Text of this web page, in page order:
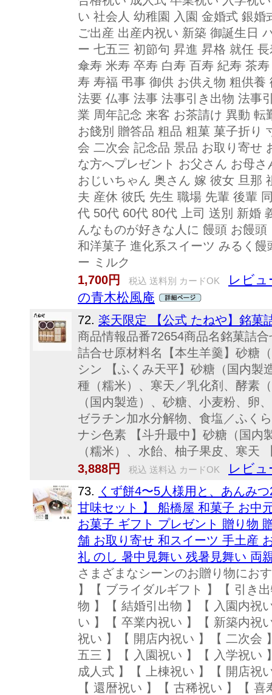
い 社会人 幼稚園 入園 金婚式 銀
ご出産 出産内祝い 新築 御誕生日
ー 七五三 初節句 昇進 昇格 就任
傘寿 米寿 卒寿 白寿 百寿 紀寿 茶
寿 寿福 弔事 御供 お供え物 粗供
法要 仏事 法事 法事引き出物 法事
業 周年記念 来客 お茶請け 異動
お餞別 贈答品 粗品 粗菓 菓子折り
会 二次会 記念品 景品 お取り寄せ
な方へプレゼント お父さん お母
おじいちゃん 奥さん 嫁 彼女 旦那
夫 産休 彼氏 先生 職場 先輩 後輩
代 50代 60代 80代 上司 送別 新婚
んなものが好きな人に 饅頭 お饅
和洋菓子 進化系スイーツ みるく
ー ミルク
1,700円
税込 送料別 カードOK
レビュ
の青木松風庵
72. 楽天限定 【公式 たねや】銘菓
商品情報品番72654商品名銘菓詰
詰合せ原材料名【本生羊羹】砂糖
シン 【ふくみ天平】砂糖（国内製
種（糯米）、寒天／乳化剤、酵素
（国内製造）、砂糖、小麦粉、卵
ゼラチン加水分解物、食塩／ふく
ナシ色素 【斗升最中】砂糖（国内
（糯米）、水飴、柚子果皮、寒天
3,888円
税込 送料込 カードOK レビュ
73. くず餅4〜5人様用と、あんみ
甘味セット 】 船橋屋 和菓子 お中
お菓子 ギフト プレゼント 贈り物
舗 お取り寄せ 和スイーツ 手土産
礼 のし 暑中見舞い 残暑見舞い 両
さまざまなシーンのお贈り物にお
】【 ブライダルギフト 】【 引き
物 】【 結婚引出物 】【 入園内祝
い 】【 卒業内祝い 】【 新築内祝
祝い 】【 開店内祝い 】【 二次会
五三 】【 入園祝い 】【 入学祝い
成人式 】【 上棟祝い 】【 開店祝
【 還暦祝い 】【 古稀祝い 】【